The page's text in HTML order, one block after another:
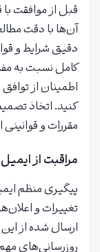
قبل از موافقت
آن‌ها با دقت
دقیق شرایط و
کامل نسبت به
اطمینان از
کنید. اتخاذ
مقررات و
مراقبت از
پیگیری منظم
تغییرات و
ارسال شده از
روزرسانی‌های